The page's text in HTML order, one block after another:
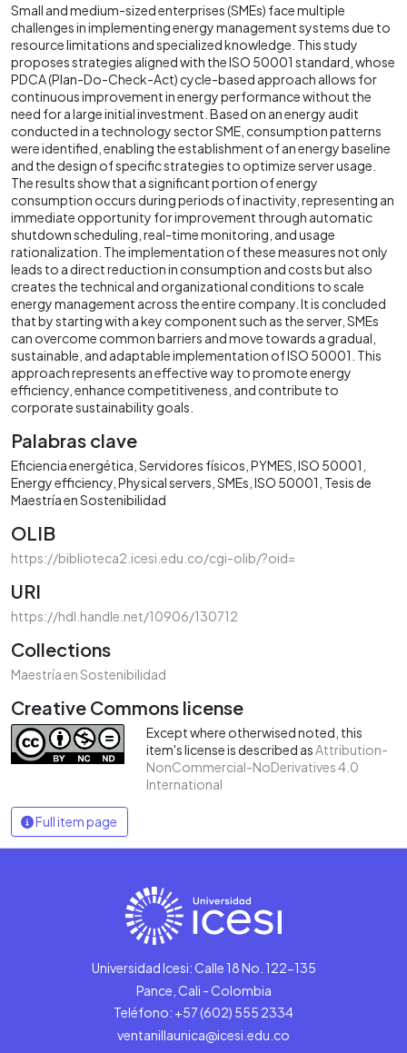
Small and medium-sized enterprises (SMEs) face multiple
challenges in implementing energy management systems due to
resource limitations and specialized knowledge. This study
proposes strategies aligned with the ISO 50001 standard, whose
PDCA (Plan-Do-Check-Act) cycle-based approach allows for
continuous improvement in energy performance without the
need for a large initial investment. Based on an energy audit
conducted in a technology sector SME, consumption patterns
were identified, enabling the establishment of an energy baseline
and the design of specific strategies to optimize server usage.
The results show that a significant portion of energy
consumption occurs during periods of inactivity, representing an
immediate opportunity for improvement through automatic
shutdown scheduling, real-time monitoring, and usage
rationalization. The implementation of these measures not only
leads to a direct reduction in consumption and costs but also
creates the technical and organizational conditions to scale
energy management across the entire company. It is concluded
that by starting with a key component such as the server, SMEs
can overcome common barriers and move towards a gradual,
sustainable, and adaptable implementation of ISO 50001. This
approach represents an effective way to promote energy
efficiency, enhance competitiveness, and contribute to
corporate sustainability goals.
Palabras clave
Eficiencia energética Servidores físicos PYMES ISO 50001
Energy efficiency Physical servers SMEs ISO 50001 Tesis de
Maestría en Sostenibilidad
OLIB
https://biblioteca2.icesi.edu.co/cgi-olib/?oid=
URI
https://hdl.handle.net/10906/130712
Collections
Maestría en Sostenibilidad
Creative Commons license
Except where otherwised noted, this
item's license is described asAttribution-
NonCommercial-NoDerivatives 4.0
International
Full item page
Universidad Icesi: Calle 18 No. 122-135
Pance, Cali - Colombia
Teléfono: +57 (602) 555 2334
ventanillaunica@icesi.edu.co